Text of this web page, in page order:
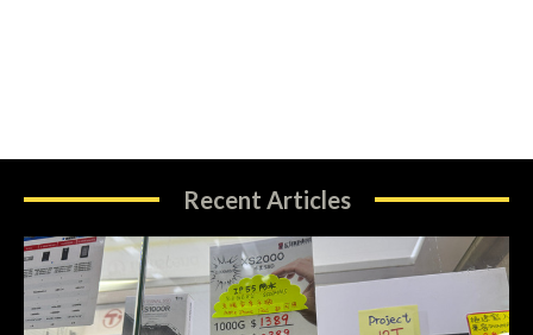
Recent Articles